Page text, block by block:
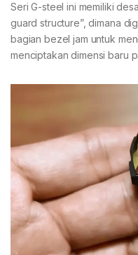
Seri G-steel ini memiliki
guard structure”, dimana
bagian bezel jam untuk
menciptakan dimensi baru